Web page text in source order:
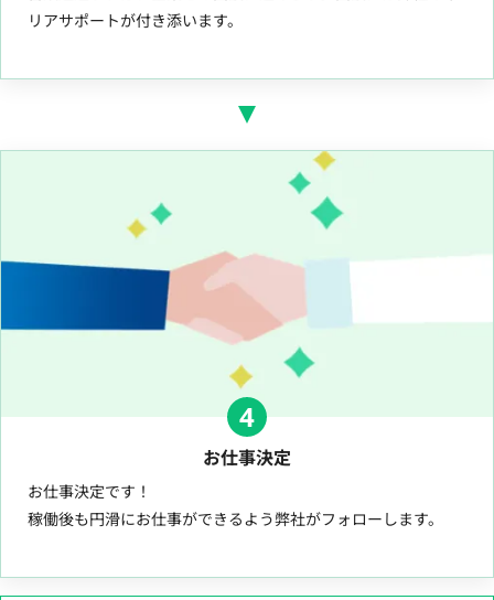
リアサポートが付き添います。
4
お仕事決定
お仕事決定です！
稼働後も円滑にお仕事ができるよう弊社がフォローします。